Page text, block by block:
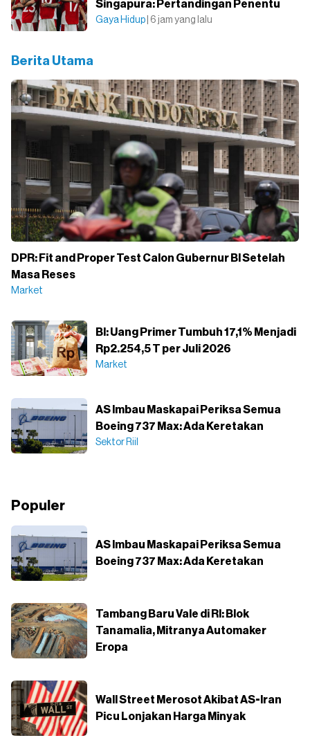
Singapura: Pertandingan Penentu
Gaya Hidup | 6 jam yang lalu
Berita Utama
DPR: Fit and Proper Test Calon Gubernur BI Setelah
Masa Reses
Market
BI: Uang Primer Tumbuh 17,1% Menjadi
Rp2.254,5 T per Juli 2026
Market
AS Imbau Maskapai Periksa Semua
Boeing 737 Max: Ada Keretakan
Sektor Riil
Populer
AS Imbau Maskapai Periksa Semua
Boeing 737 Max: Ada Keretakan
Tambang Baru Vale di RI: Blok
Tanamalia, Mitranya Automaker
Eropa
Wall Street Merosot Akibat AS-Iran
Picu Lonjakan Harga Minyak